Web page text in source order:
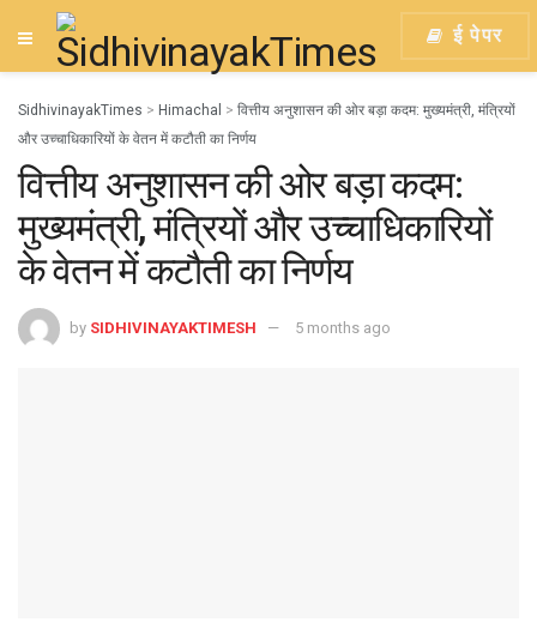
ई पेपर
SidhivinayakTimes > Himachal > वित्तीय अनुशासन की ओर बड़ा कदम: मुख्यमंत्री, मंत्रियों
और उच्चाधिकारियों के वेतन में कटौती का निर्णय
वित्तीय अनुशासन की ओर बड़ा कदम:
मुख्यमंत्री, मंत्रियों और उच्चाधिकारियों
के वेतन में कटौती का निर्णय
by SIDHIVINAYAKTIMESH 5 months ago